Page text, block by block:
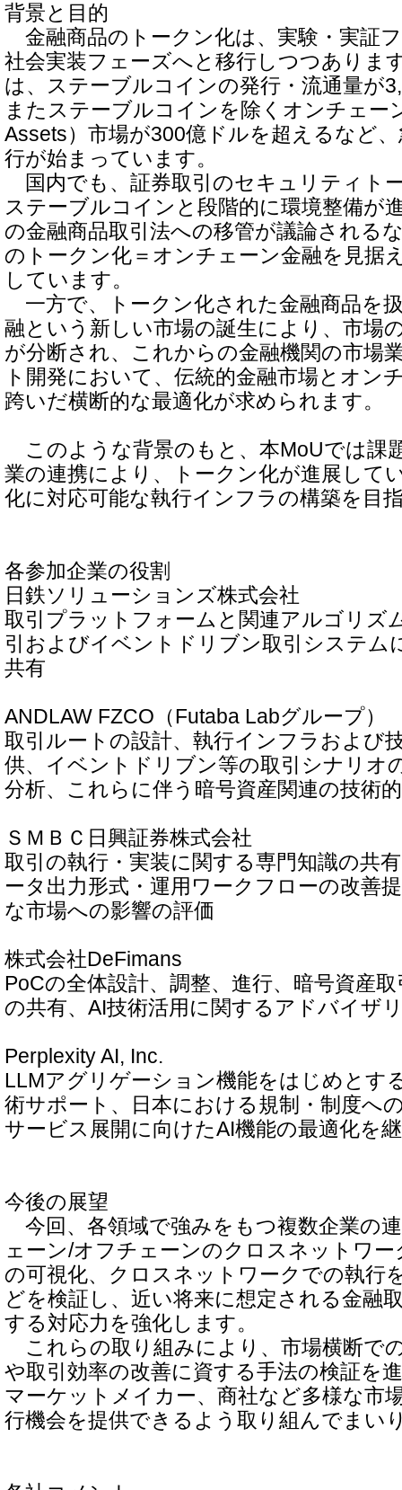
背景と目的
金融商品のトークン化は、実験・実証
社会実装フェーズへと移行しつつありま
は、ステーブルコインの発行・流通量が
またステーブルコインを除くオンチェー
Assets）市場が300億ドルを超えるなど
行が始まっています。
国内でも、証券取引のセキュリティト
ステーブルコインと段階的に環境整備が
の金融商品取引法への移管が議論される
のトークン化＝オンチェーン金融を見据
しています。
一方で、トークン化された金融商品を
融という新しい市場の誕生により、市場
が分断され、これからの金融機関の市場
ト開発において、伝統的金融市場とオン
跨いだ横断的な最適化が求められます。
このような背景のもと、本MoUでは課
業の連携により、トークン化が進展して
化に対応可能な執行インフラの構築を目
各参加企業の役割
日鉄ソリューションズ株式会社
取引プラットフォームと関連アルゴリズ
引およびイベントドリブン取引システム
共有
ANDLAW FZCO（Futaba Labグループ）
取引ルートの設計、執行インフラおよび
供、イベントドリブン等の取引シナリオ
分析、これらに伴う暗号資産関連の技術
ＳＭＢＣ日興証券株式会社
取引の執行・実装に関する専門知識の共
ータ出力形式・運用ワークフローの改善
な市場への影響の評価
株式会社DeFimans
PoCの全体設計、調整、進行、暗号資産
の共有、AI技術活用に関するアドバイザ
Perplexity AI, Inc.
LLMアグリゲーション機能をはじめとす
術サポート、日本における規制・制度へ
サービス展開に向けたAI機能の最適化を
今後の展望
今回、各領域で強みをもつ複数企業の
ェーン/オフチェーンのクロスネットワー
の可視化、クロスネットワークでの執行
どを検証し、近い将来に想定される金融
する対応力を強化します。
これらの取り組みにより、市場横断で
や取引効率の改善に資する手法の検証を
マーケットメイカー、商社など多様な市
行機会を提供できるよう取り組んでまい